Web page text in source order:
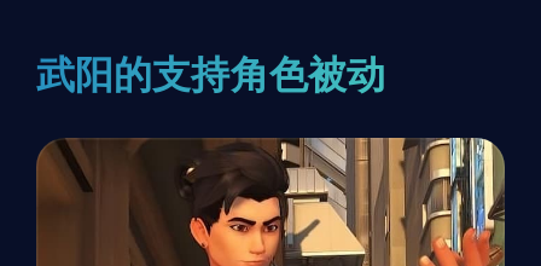
武阳的支持角色被动